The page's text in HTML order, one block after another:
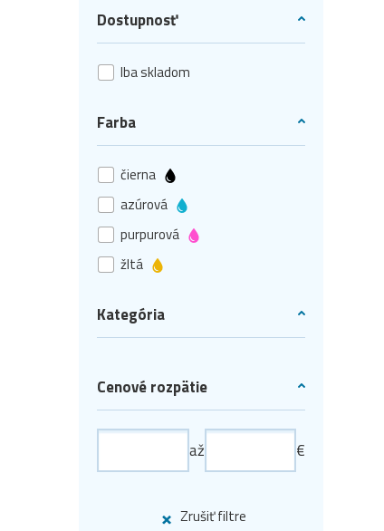
Dostupnosť
Iba skladom
Farba
čierna
azúrová
purpurová
žltá
Kategória
Cenové rozpätie
až €
Zrušiť filtre